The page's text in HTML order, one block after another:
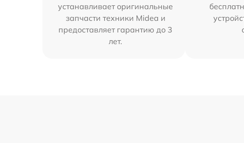
устанавливает оригинальные
запчасти техники Midea и
предоставляет гарантию до 3
лет.